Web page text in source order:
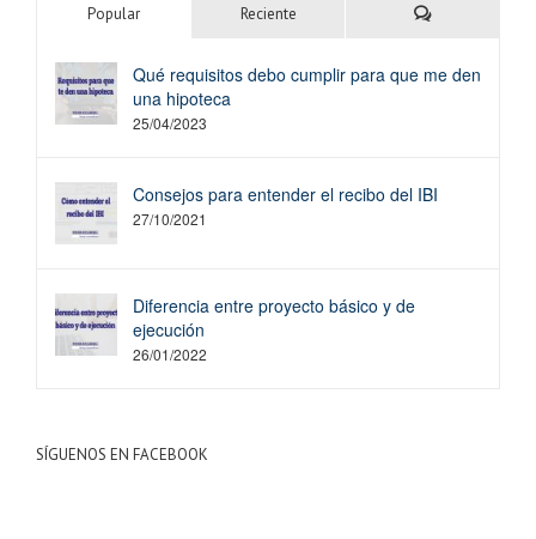
Popular Reciente Comentarios
Qué requisitos debo cumplir para que me den
una hipoteca
25/04/2023
Consejos para entender el recibo del IBI
27/10/2021
Diferencia entre proyecto básico y de
ejecución
26/01/2022
SÍGUENOS EN FACEBOOK